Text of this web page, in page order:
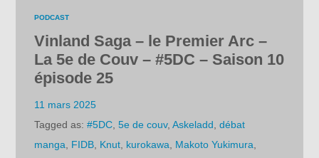
PODCAST
Vinland Saga – le Premier Arc –
La 5e de Couv – #5DC – Saison 10
épisode 25
11 mars 2025
Tagged as:#5DC ,5e de couv,Askeladd ,débat
manga
FIDB Knut kurokawa Makoto Yukimura